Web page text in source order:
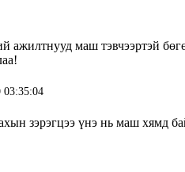
ажилтнууд маш тэвчээртэй
03:35:04
зэрэгцээ үнэ нь маш хямд